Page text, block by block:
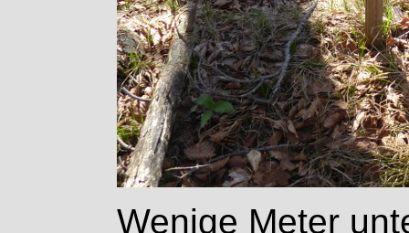
Wenige Meter